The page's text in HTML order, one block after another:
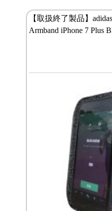
【取扱終了製品】
Armband iPhone 7 Plus